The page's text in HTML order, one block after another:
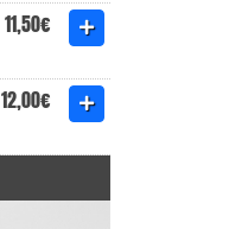
11,50€
12,00€